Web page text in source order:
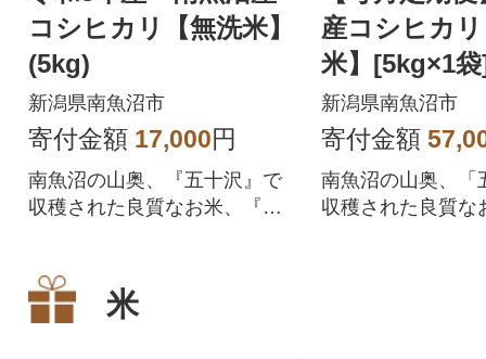
コシヒカリ【無洗米】
(5kg)
新潟県南魚沼市
寄付金額 17,000円
南魚沼の山奥、『五十沢』で
収穫された良質なお米、『南
産コシヒカ
米】[5kg×1
新潟県南魚沼市
寄付金額
南魚沼の山奥、「
収穫された良質な
米